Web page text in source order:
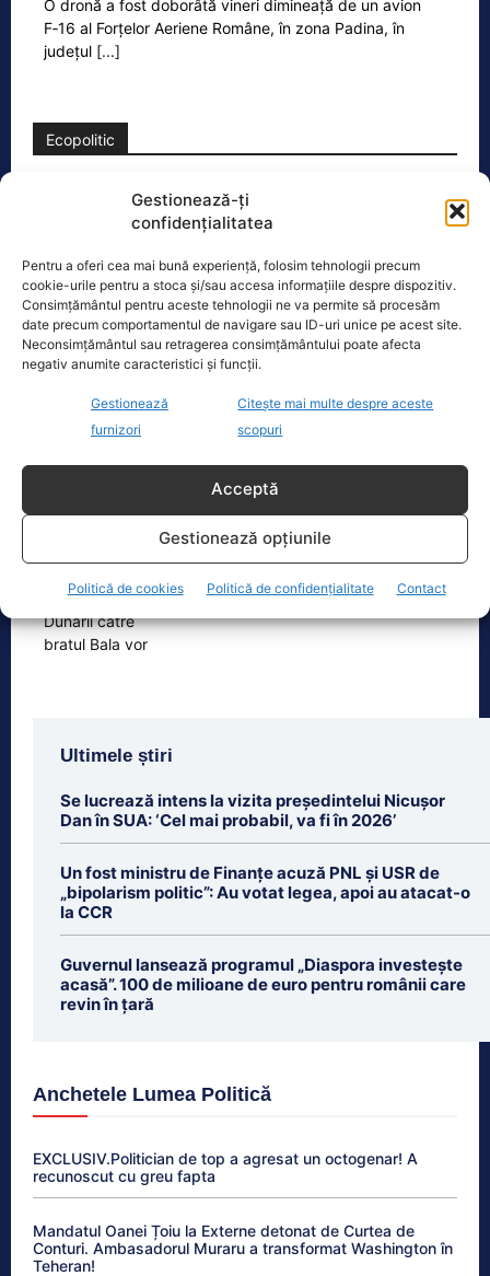
Gestionează-ți
confidențialitatea
Pentru a oferi cea mai bună experiență, folosim tehnologii precum
cookie-urile pentru a stoca și/sau accesa informațiile despre dispozitiv.
Consimțământul pentru aceste tehnologii ne va permite să procesăm
date precum comportamentul de navigare sau ID-uri unice pe acest site.
Neconsimțământul sau retragerea consimțământului poate afecta
negativ anumite caracteristici și funcții.
Gestionează
furnizori
Citește mai multe despre aceste
scopuri
Acceptă
Gestionează opțiunile
Politică de cookies Politică de confidențialitate Contact
O dronă a fost doborâtă vineri dimineață de un avion
F‑16 al Forțelor Aeriene Române, în zona Padina, în
județul [...]
Ecopolitic
Ponta: Bolojan poate să reducă
cheltuielile şi dacă nu mai trimite…
serie de comentarii referitoare la
situația energetică a României. „Ideea
e următoarea. Oprești
[...]
Oficiul de Știri
Cele 4 barje pentru redirecționarea Dunării către brațul
Bala vor fi…
Cele 4 barje vor fi scufundate vineri, 7
august. Autoritățile au intrat în linie
dreaptă cu una dintre cele mai
[...]
Ultimele știri
Se lucrează intens la vizita președintelui Nicușor
Dan în SUA: ‘Cel mai probabil, va fi în 2026’
Un fost ministru de Finanțe acuză PNL și USR de
„bipolarism politic”: Au votat legea, apoi au atacat-o
la CCR
Guvernul lansează programul „Diaspora investește
acasă”. 100 de milioane de euro pentru românii care
revin în țară
Anchetele Lumea Politică
EXCLUSIV.Politician de top a agresat un octogenar! A
recunoscut cu greu fapta
Mandatul Oanei Țoiu la Externe detonat de Curtea de
Conturi. Ambasadorul Muraru a transformat Washington în
Teheran!